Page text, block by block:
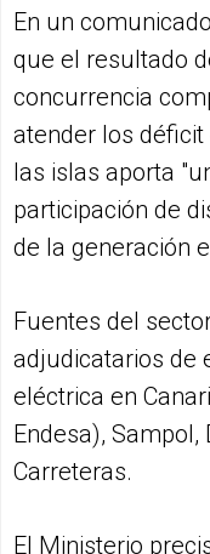
En un
que el resultado
concurrencia
atender los
las islas aporta
participación de
de la generación
Fuentes del
adjudicatarios de
eléctrica en
Endesa), Sampol,
Carreteras.
El Ministerio